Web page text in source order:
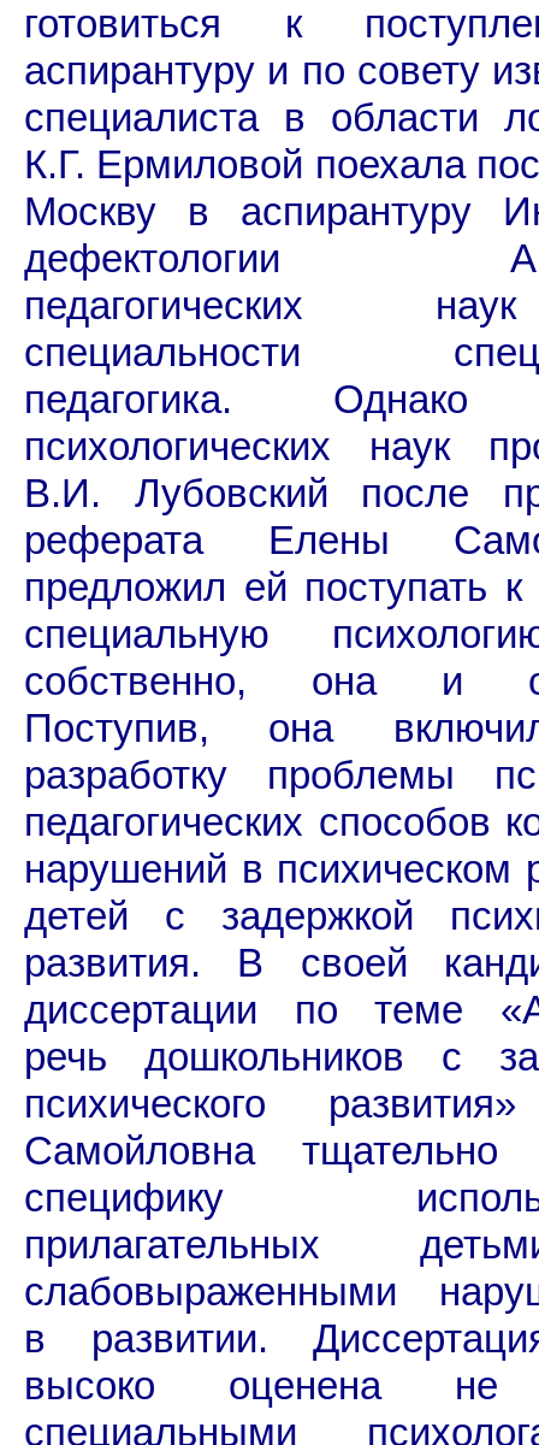
готовиться к
аспирантуру и по совету
специалиста в области
К.Г. Ермиловой поехала
Москву в аспирантуру
дефектологии
педагогических
специальности
педагогика. Однако
психологических наук
В.И. Лубовский после
реферата Елены
предложил ей поступать
специальную
собственно, она и
Поступив, она
разработку проблемы
педагогических способов
нарушений в психическом
детей с задержкой
развития. В своей
диссертации по теме
речь дошкольников с
психического
Самойловна тщательно
специфику
прилагательных
слабовыраженными
в развитии.
высоко оценена не
специальными